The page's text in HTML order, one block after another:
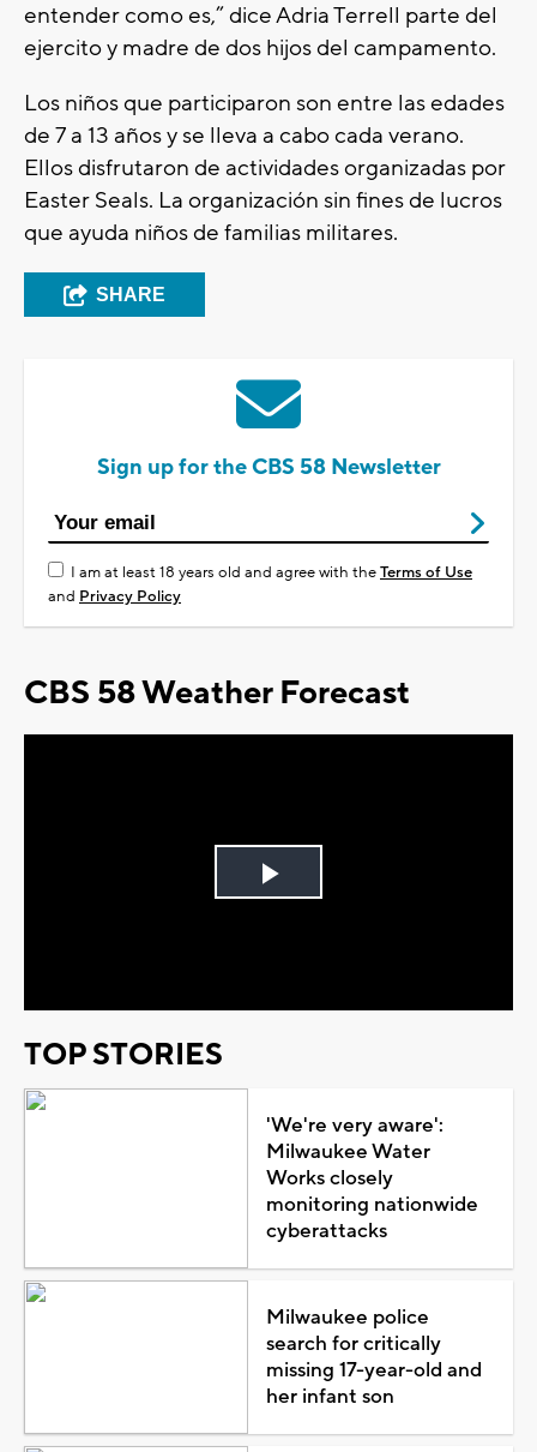
entender como es,” dice Adria Terrell parte del
ejercito y madre de dos hijos del campamento.
Los niños que participaron son entre las edades
de 7 a 13 años y se lleva a cabo cada verano.
Ellos disfrutaron de actividades organizadas por
Easter Seals. La organización sin fines de lucros
que ayuda niños de familias militares.
SHARE
Sign up for the CBS 58 Newsletter
I am at least 18 years old and agree with theTerms of Use
and Privacy Policy
CBS 58 Weather Forecast
Play
TOP STORIES
'We're very aware':
Milwaukee Water
Works closely
monitoring nationwide
cyberattacks
Milwaukee police
search for critically
missing 17-year-old and
her infant son